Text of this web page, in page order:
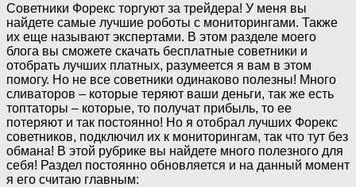
Советники Форекс торгуют за трейдера! У меня вы
найдете самые лучшие роботы с мониторингами. Также
их еще называют экспертами. В этом разделе моего
блога вы сможете скачать бесплатные советники и
отобрать лучших платных, разумеется я вам в этом
помогу. Но не все советники одинаково полезны! Много
сливаторов – которые теряют ваши деньги, так же есть
топтаторы – которые, то получат прибыль, то ее
потеряют и так постоянно! Но я отобрал лучших Форекс
советников, подключил их к мониторингам, так что тут без
обмана! В этой рубрике вы найдете много полезного для
себя! Раздел постоянно обновляется и на данный момент
я его считаю главным: